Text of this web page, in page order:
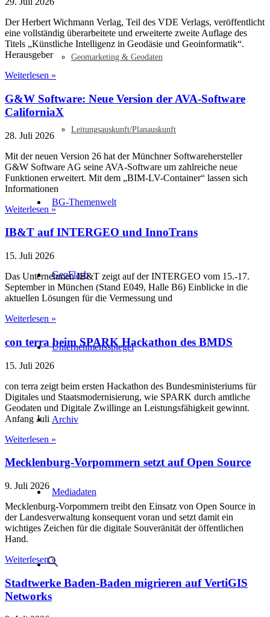
Geomarketing & Geodaten
Leitungsauskunft/Planauskunft
BG-Themenwelt
GeoFlash
Unternehmensspiegel
Archiv
Mediadaten
Der Herbert Wichmann Verlag, Teil des VDE Verlags, veröffentlicht
eine vollständig überarbeitete und erweiterte zweite Auflage des
Titels „Künstliche Intelligenz in Geodäsie und Geoinformatik“.
Herausgeber
Weiterlesen »
G&W Software: Neue Version der AVA-Software
CaliforniaX
28. Juli 2026
Mit der neuen Version 26 hat der Münchner Softwarehersteller
G&W Software AG seine AVA-Software um zahlreiche neue
Funktionen erweitert. Mit dem „BIM-LV-Container“ lassen sich
Informationen
Weiterlesen »
IB&T auf INTERGEO und InnoTrans
15. Juli 2026
Das Unternehmen IB&T zeigt auf der INTERGEO vom 15.-17.
September in München (Stand E049, Halle B6) Einblicke in die
aktuellen Lösungen für die Vermessung und
Weiterlesen »
con terra beim SPARK Hackathon des BMDS
15. Juli 2026
con terra zeigt beim ersten Hackathon des Bundesministeriums für
Digitales und Staatsmodernisierung, wie SPARK durch amtliche
Geodaten und Digitale Zwillinge an Leistungsfähigkeit gewinnt.
Anfang Juli
Weiterlesen »
Mecklenburg-Vorpommern setzt auf Open Source
9. Juli 2026
Mecklenburg-Vorpommern treibt den Einsatz von Open Source in
der Landesverwaltung konsequent voran und setzt damit ein
wichtiges Zeichen für die digitale Souveränität der öffentlichen
Hand.
Weiterlesen »
Stadtwerke Baden-Baden migrieren auf VertiGIS
Networks